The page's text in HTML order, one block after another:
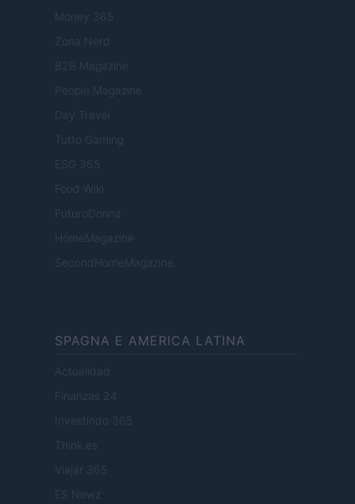
Money 365
Zona Nerd
B2B Magazine
People Magazine
Day Travel
Tutto Gaming
ESG 365
Food Wiki
FuturoDonna
HomeMagazine
SecondHomeMagazine
SPAGNA E AMERICA LATINA
Actualidad
Finanzas 24
Investindo 365
Think.es
Viajar 365
ES Newz